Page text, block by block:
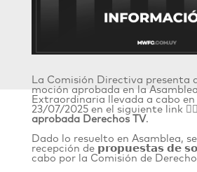
La Comisión Directiva presenta
moción aprobada en la
Extraordinaria llevada a cabo
23/07/2025 en el siguiente link 👉🏻
aprobada Derechos TV.
Dado lo resuelto en Asamblea,
recepción de 𝗽𝗿𝗼𝗽𝘂𝗲𝘀𝘁𝗮𝘀 𝗱𝗲
cabo por la Comisión de